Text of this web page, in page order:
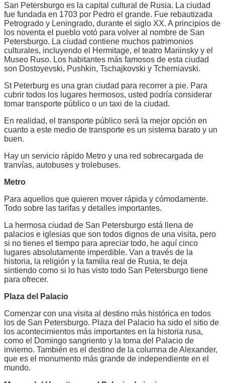
San Petersburgo es la capital cultural de Rusia. La ciudad
fue fundada en 1703 por Pedro el grande. Fue rebautizada
Petrogrado y Leningrado, durante el siglo XX. A principios de
los noventa el pueblo votó para volver al nombre de San
Petersburgo. La ciudad contiene muchos patrimonios
culturales, incluyendo el Hermitage, el teatro Mariinsky y el
Museo Ruso. Los habitantes más famosos de esta ciudad
son Dostoyevski, Pushkin, Tschajkovski y Tcherniavski.
St Peterburg es una gran ciudad para recorrer a pie. Para
cubrir todos los lugares hermosos, usted podría considerar
tomar transporte público o un taxi de la ciudad.
En realidad, el transporte público será la mejor opción en
cuanto a este medio de transporte es un sistema barato y un
buen.
Hay un servicio rápido Metro y una red sobrecargada de
tranvías, autobuses y trolebuses.
Metro
Para aquellos que quieren mover rápida y cómodamente.
Todo sobre las tarifas y detalles importantes.
La hermosa ciudad de San Petersburgo está llena de
palacios e iglesias que son todos dignos de una visita, pero
si no tienes el tiempo para apreciar todo, he aquí cinco
lugares absolutamente imperdible. Van a través de la
historia, la religión y la familia real de Rusia, te deja
sintiendo como si lo has visto todo San Petersburgo tiene
para ofrecer.
Plaza del Palacio
Comenzar con una visita al destino más histórica en todos
los de San Petersburgo. Plaza del Palacio ha sido el sitio de
los acontecimientos más importantes en la historia rusa,
como el Domingo sangriento y la toma del Palacio de
invierno. También es el destino de la columna de Alexander,
que es el monumento más grande de independiente en el
mundo.